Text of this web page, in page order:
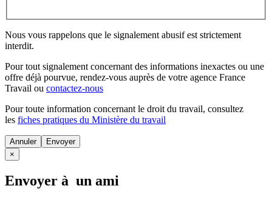
Nous vous rappelons que le signalement abusif est strictement
interdit.
Pour tout signalement concernant des informations inexactes ou une
offre déjà pourvue, rendez-vous auprès de votre agence France
Travail ou contactez-nous
Pour toute information concernant le droit du travail, consultez
les fiches pratiques du Ministère du travail
Annuler
×
Envoyer à un ami